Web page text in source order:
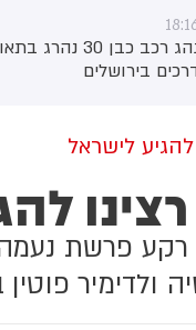
נהג רכב כבן 30 נהרג
בירושלים
להגיע לישראל
רקע פרשת
ולדימיר